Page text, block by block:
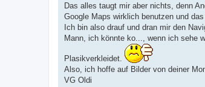
Das alles taugt mir aber nichts, denn
Google Maps wirklich benutzen und
Ich bin also drauf und dran mir den
Mann, ich könnte ko..., wenn ich sehe
Plasikverkleidet.
Also, ich hoffe auf Bilder von deiner
VG Oldi